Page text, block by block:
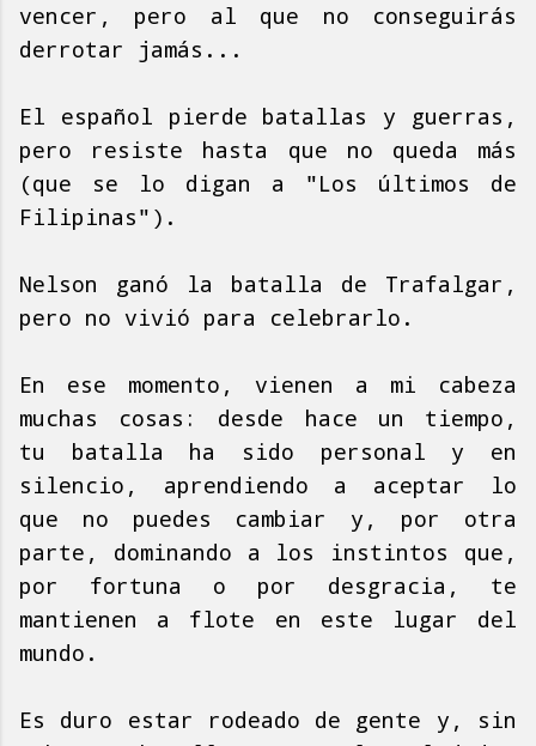
vencer, pero al que no conseguirás
derrotar jamás...
El español pierde batallas y guerras,
pero resiste hasta que no queda más
(que se lo digan a "Los últimos de
Filipinas").
Nelson ganó la batalla de Trafalgar,
pero no vivió para celebrarlo.
En ese momento, vienen a mi cabeza
muchas cosas: desde hace un tiempo,
tu batalla ha sido personal y en
silencio, aprendiendo a aceptar lo
que no puedes cambiar y, por otra
parte, dominando a los instintos que,
por fortuna o por desgracia, te
mantienen a flote en este lugar del
mundo.
Es duro estar rodeado de gente y, sin